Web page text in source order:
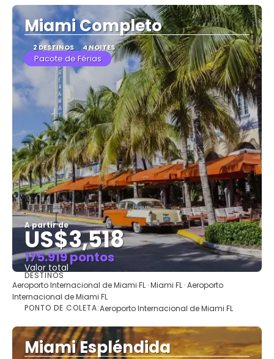
Miami Completo
2 DESTINOS 4 NOITES
Pacote de Férias
A partir de
US$3,518
175.919 pontos
Valor total
Saiba mais
DESTINOS
Aeroporto Internacional de Miami FL · Miami FL · Aeroporto
Internacional de Miami FL
PONTO DE COLETA:Aeroporto Internacional de Miami FL
Miami Espléndida